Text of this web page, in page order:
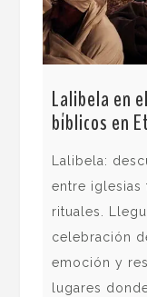
Lalibela en
bíblicos en
Lalibela:
entre iglesias
rituales.
celebración
emoción y
lugares